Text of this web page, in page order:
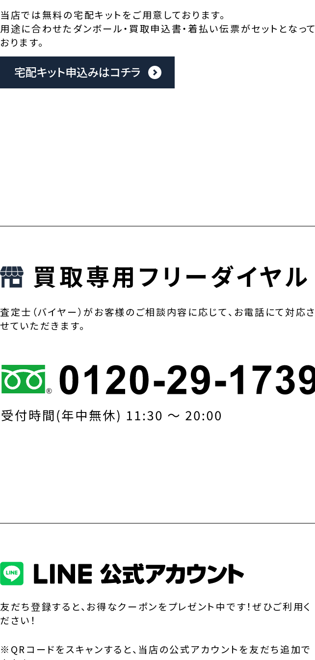
当店では無料の宅配キットをご用意しております。
用途に合わせたダンボール・買取申込書・着払い伝票がセットとなって
おります。
宅配キット申込みはコチラ
買取専用フリーダイヤル
査定士（バイヤー）がお客様のご相談内容に応じて、お電話にて対応さ
せていただきます。
友だち登録すると、お得なクーポンをプレゼント中です！ぜひご利用く
ださい！
※QRコードをスキャンすると、当店の公式アカウントを友だち追加で